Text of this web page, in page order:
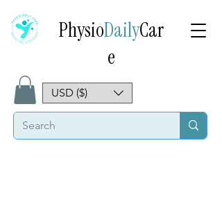
PhysioDailyCar
e
USD ($)